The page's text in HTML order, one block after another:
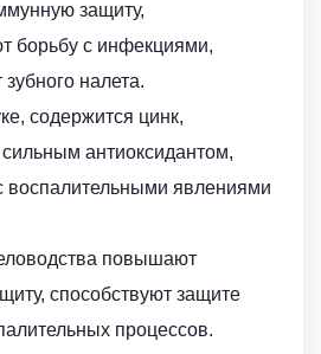
защиту,
борьбу с инфекциями,
налета.
содержится цинк,
антиоксидантом,
явлениями
повышают
способствуют защите
процессов.